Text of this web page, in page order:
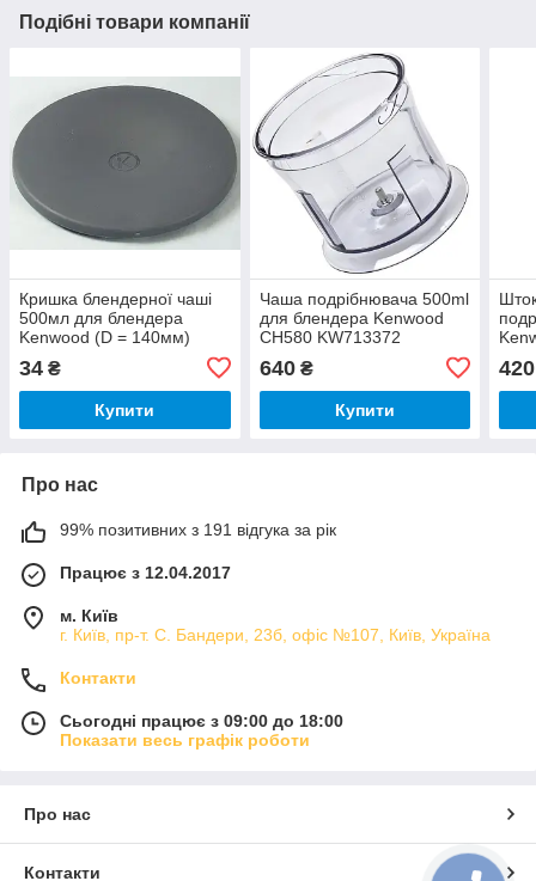
Подібні товари компанії
Кришка блендерної чаші
500мл для блендера
Kenwood (D = 140мм)
34 ₴
Купити
Чаша подрібнювача 500ml
для блендера Kenwood
CH580 KW713372
640₴
Купити
420
Про нас
99% позитивних з 191 відгука за рік
Працює з 12.04.2017
м. Київ
г. Київ, пр-т. С. Бандери, 23б, офіс №107, Київ, Україна
Контакти
Сьогодні працює з 09:00 до 18:00
Показати весь графік роботи
Про нас
Контакти